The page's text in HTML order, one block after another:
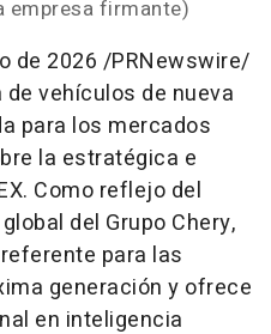
empresa firmante)
de 2026 /PRNewswire/
de vehículos de nueva
para los mercados
la estratégica e
Como reflejo del
del Grupo Chery,
para las
generación y ofrece
en inteligencia